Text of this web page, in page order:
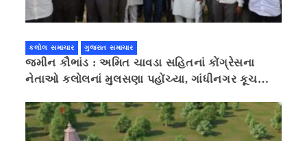
કલોલ સમાચાર ગુજરાત સમાચાર
જમીન કૌભાંડ : અમિત ચાવડા સહિતનાં કોંગ્રેસના
નેતાઓ કલોલનાં મુલસણા પહોંચ્યા, ગાંધીનગર કૂચ